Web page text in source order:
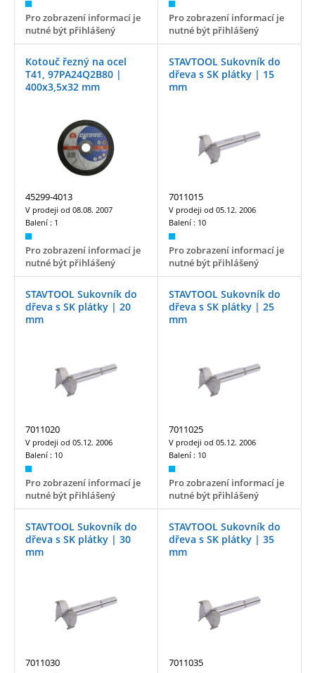
Pro zobrazení informací je
nutné být přihlášený
Pro zobrazení informací je
nutné být přihlášený
Kotouč řezný na ocel
T41, 97PA24Q2B80 |
400x3,5x32 mm
45299-4013
V prodeji od 08.08. 2007
Balení : 1
Pro zobrazení informací je
nutné být přihlášený
STAVTOOL Sukovník do
dřeva s SK plátky | 15
mm
7011015
V prodeji od 05.12. 2006
Balení : 10
Pro zobrazení informací je
nutné být přihlášený
STAVTOOL Sukovník do
dřeva s SK plátky | 20
mm
7011020
V prodeji od 05.12. 2006
Balení : 10
Pro zobrazení informací je
nutné být přihlášený
STAVTOOL Sukovník do
dřeva s SK plátky | 25
mm
7011025
V prodeji od 05.12. 2006
Balení : 10
Pro zobrazení informací je
nutné být přihlášený
STAVTOOL Sukovník do
dřeva s SK plátky | 30
mm
7011030
STAVTOOL Sukovník do
dřeva s SK plátky | 35
mm
7011035